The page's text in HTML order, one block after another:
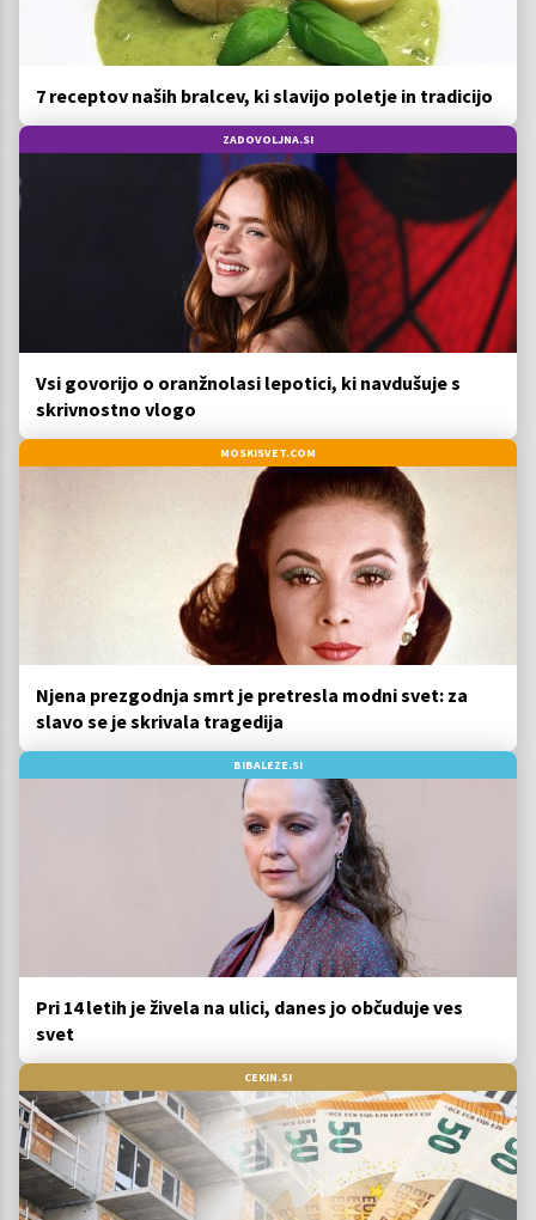
7 receptov naših bralcev, ki slavijo poletje in tradicijo
ZADOVOLJNA.SI
Vsi govorijo o oranžnolasi lepotici, ki navdušuje s
skrivnostno vlogo
MOSKISVET.COM
Njena prezgodnja smrt je pretresla modni svet: za
slavo se je skrivala tragedija
BIBALEZE.SI
Pri 14 letih je živela na ulici, danes jo občuduje ves
svet
CEKIN.SI